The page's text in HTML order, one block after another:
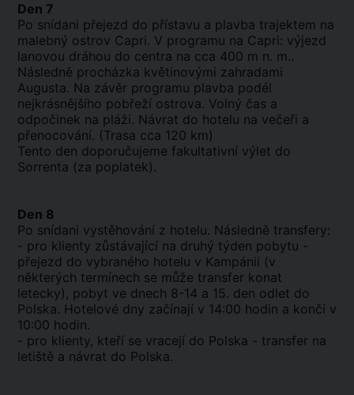
Den 7
Po snídani přejezd do přístavu a plavba trajektem na
malebný ostrov Capri. V programu na Capri: výjezd
lanovou dráhou do centra na cca 400 m n. m..
Následně procházka květinovými zahradami
Augusta. Na závěr programu plavba podél
nejkrásnějšího pobřeží ostrova. Volný čas a
odpočinek na pláži. Návrat do hotelu na večeři a
přenocování. (Trasa cca 120 km)
Tento den doporučujeme fakultativní výlet do
Sorrenta (za poplatek).
Den 8
Po snídani vystěhování z hotelu. Následně transfery:
- pro klienty zůstávající na druhý týden pobytu -
přejezd do vybraného hotelu v Kampánii (v
některých termínech se může transfer konat
letecky), pobyt ve dnech 8-14 a 15. den odlet do
Polska. Hotelové dny začínají v 14:00 hodin a končí v
10:00 hodin.
- pro klienty, kteří se vracejí do Polska - transfer na
letiště a návrat do Polska.